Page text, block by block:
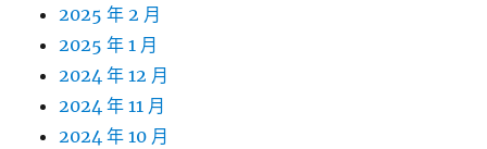
2025 年 2 月
2025 年 1 月
2024 年 12 月
2024 年 11 月
2024 年 10 月